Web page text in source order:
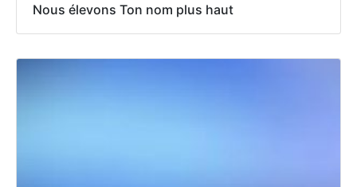
Nous élevons Ton nom plus haut